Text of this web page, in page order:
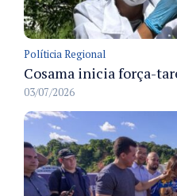
Políticia Regional
03/07/2026